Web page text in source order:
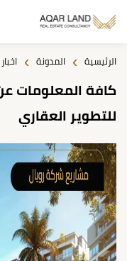
الرئيسية › المدونة ›
كافة المعلومات
للتطوير العقاري